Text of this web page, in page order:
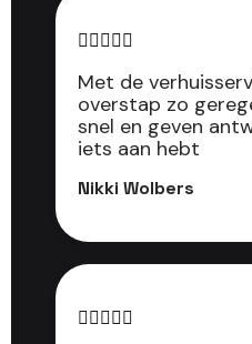
    
Met de
overstap zo
snel en geven
iets aan hebt
Nikki Wolbers
    